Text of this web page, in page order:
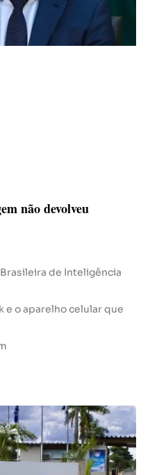
não devolveu
de Inteligência
e o aparelho celular que